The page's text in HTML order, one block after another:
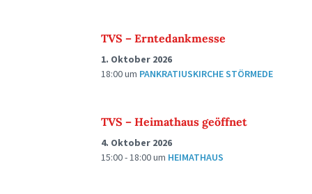
TVS – Erntedankmesse
1. Oktober 2026
18:00um PANKRATIUSKIRCHE STÖRMEDE
TVS – Heimathaus geöffnet
4. Oktober 2026
15:00 - 18:00um HEIMATHAUS